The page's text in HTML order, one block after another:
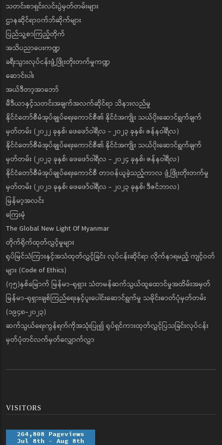
သတင်းစာရှင်းလင်းပွဲမှတ်တမ်းများ
ဌာနဆိုင်ရာဝက်ဘ်ဆိုက်များ
ပြည်သူ့စာကြည့်တိုက်
အသိပညာပေးကဏ္ဍ
ခရီးသွားလုပ်ငန်းဖွံ့ဖြိုးတိုးတက်မှုကဏ္ဍ
ဆောင်းပါး
အယ်ဒီတာ့အာဘော်
မီဒီယာနှင့်သတင်းအချက်အလက်ဆိုင်ရာ သိနားလည်မှု
နိုင်ငံတော်စီမံအုပ်ချုပ်ရေးကောင်စီ၏ နိုင်ငံအကျိုး သယ်ပိုးဆောင်ရွက်ချက်
မှတ်တမ်း (၂၀၂၂ ခုနှစ်၊ ဖေဖော်ဝါရီလ - ၂၀၂၃ ခုနှစ်၊ ဇန်နဝါရီလ)
နိုင်ငံတော်စီမံအုပ်ချုပ်ရေးကောင်စီ၏ နိုင်ငံအကျိုး သယ်ပိုးဆောင်ရွက်ချက်
မှတ်တမ်း (၂၀၂၃ ခုနှစ်၊ ဖေဖော်ဝါရီလ - ၂၀၂၄ ခုနှစ်၊ ဇန်နဝါရီလ)
နိုင်ငံတော်စီမံအုပ်ချုပ်ရေးကောင်စီ တာဝန်ယူခဲ့သည့်ကာလ ဖွံ့ဖြိုးတိုးတက်မှု
မှတ်တမ်း (၂၀၂၁ ခုနှစ်၊ ဖေဖော်ဝါရီလ - ၂၀၂၃ ခုနှစ်၊ ဒီဇင်ဘာလ)
မြန်မာ့အလင်း
ကြေးမုံ
The Global New Light Of Myanmar
တိုက်ရိုက်ထုတ်လွှင့်မှုများ
ရုပ်မြင်သံကြားနှင့်အသံထုတ်လွှင့်ခြင်း လုပ်ငန်းဆိုင်ရာ လိုက်နာရမည့် ကျင့်ဝတ်
များ (Code of Ethics)
(၇၅)နှစ်မြောက် မြန်မာ-ရုရှား သံတမန်ဆက်သွယ်ထူထောင်မှုအထိမ်းအမှတ်
မြန်မာ-ရုရှားချစ်ကြည်ရေးနှင့်ပူးပေါင်းဆောင်ရွက်မှု သမိုင်းဓာတ်ပုံမှတ်တမ်း
(၁၉၄၈-၂၀၂၃)
ဆက်သွယ်ရေးကွန်ရက်ကိုအသုံးပြု၍ ရုပ်ရှင်ကားထုတ်လွှင့်ပြသခြင်းလုပ်ငန်း
မှတ်ပုံတင်လက်မှတ်လျှောက်လွှာ
VISITORS